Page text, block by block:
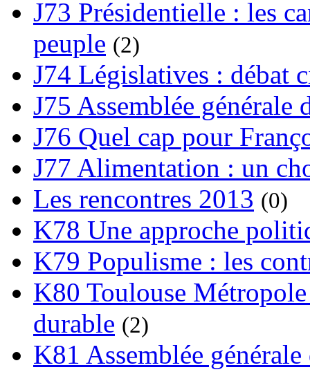
J73 Présidentielle : les
peuple (2)
J74 Législatives : débat
J75 Assemblée générale
J76 Quel cap pour
J77 Alimentation : un
Les rencontres 2013 (0)
K78 Une approche
K79 Populisme : les
K80 Toulouse
durable (2)
K81 Assemblée